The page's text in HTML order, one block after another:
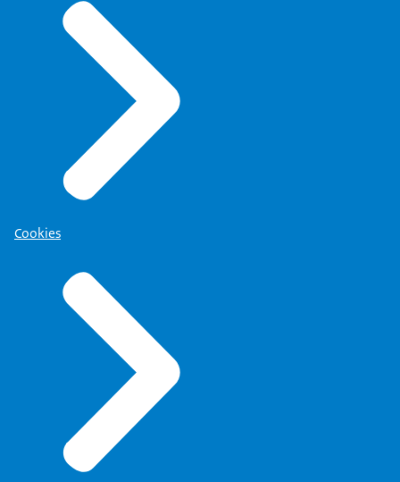
In 1875 laat justitie haar oog op deze drie
gestichten vallen
en besluit om de gestichten te gaan gebruiken als
gevangenis.
In die tijd verplichtte justitie haar personeel
om te wonen op de plek waar ze tewerkgesteld
werden.
Maar ik zei net al: Hier was helemaal niets.
typen woningen te bouwen,
rang had z'n eigen type woning.
Hoe hoger je rang, hoe groter je huis.
En de hoofddirecteur woonde dus in het huis Klein
Soestdijk.
Dat was het mooiste huis, voor de rijkste man van
het hele dorp.
P: Het dorp groeit gestaag en er wordt veel
bijgebouwd,
totdat het uiteindelijk de omvang krijgt die het
Cookies